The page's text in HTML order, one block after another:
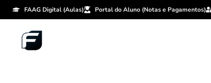
FAAG Digital (Aulas) Portal do Aluno (Notas e Pagamentos)